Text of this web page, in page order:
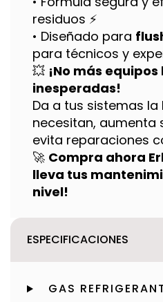
residuos ⚡
• Diseñado para
para técnicos y
💥 ¡No más
inesperadas!
Da a tus sistemas la
necesitan, aumenta
evita reparaciones
🚀 Compra ahora
lleva tus
nivel!
ESPECIFICACIONES
GAS